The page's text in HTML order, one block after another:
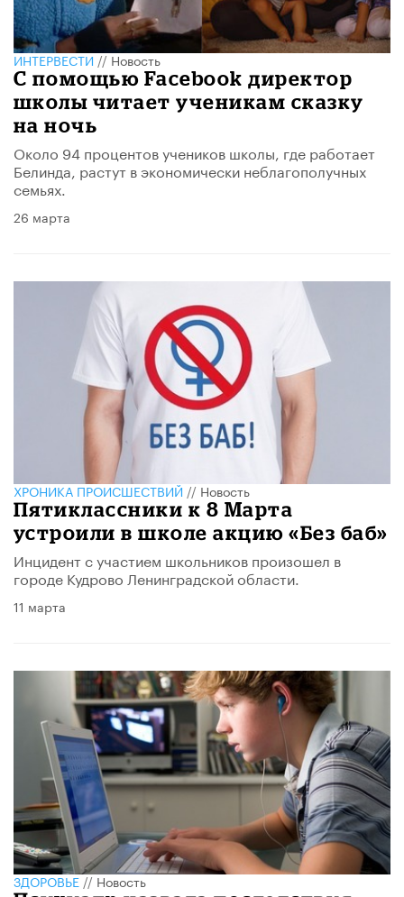
ИНТЕРВЕСТИ//Новость
С помощью Facebook директор
школы читает ученикам сказку
на ночь
Около 94 процентов учеников школы, где работает
Белинда, растут в экономически неблагополучных
семьях.
26 марта
ХРОНИКА ПРОИСШЕСТВИЙ // Новость
Пятиклассники к 8 Марта
устроили в школе акцию «Без баб»
Инцидент с участием школьников произошел в
городе Кудрово Ленинградской области.
11 марта
ЗДОРОВЬЕ//Новость